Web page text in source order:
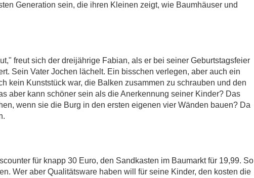
Generation sein, die ihren Kleinen zeigt, wie Baumhäuser und
freut sich der dreijährige Fabian, als er bei seiner Geburtstagsfeier
Sein Vater Jochen lächelt. Ein bisschen verlegen, aber auch ein
kein Kunststück war, die Balken zusammen zu schrauben und den
aber kann schöner sein als die Anerkennung seiner Kinder? Das
wenn sie die Burg in den ersten eigenen vier Wänden bauen? Da
für knapp 30 Euro, den Sandkasten im Baumarkt für 19,99. So
Wer aber Qualitätsware haben will für seine Kinder, den kosten die